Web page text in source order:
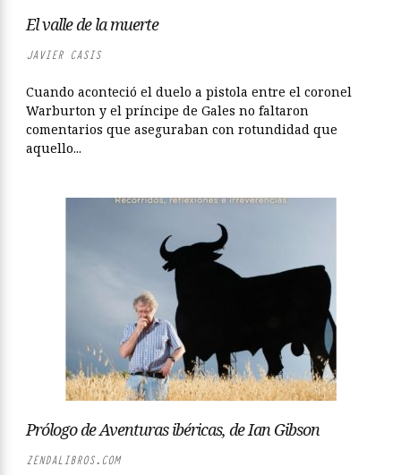
El valle de la muerte
JAVIER CASIS
Cuando aconteció el duelo a pistola entre el coronel
Warburton y el príncipe de Gales no faltaron
comentarios que aseguraban con rotundidad que
aquello...
Prólogo de Aventuras ibéricas, de Ian Gibson
ZENDALIBROS.COM